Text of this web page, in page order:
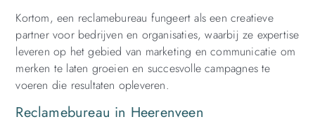
Kortom, een reclamebureau fungeert als een creatieve
partner voor bedrijven en organisaties, waarbij ze expertise
leveren op het gebied van marketing en communicatie om
merken te laten groeien en succesvolle campagnes te
voeren die resultaten opleveren.
Reclamebureau in Heerenveen